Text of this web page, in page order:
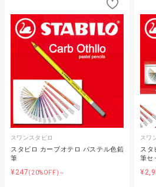
スワンスタビロ
スタビロ カーブオテロ パステル色鉛
筆
¥247(20%OFF)～
スワ
スタ
筆セ